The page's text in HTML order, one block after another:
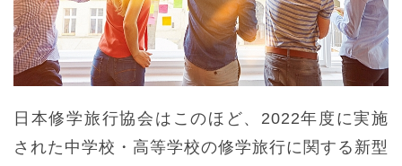
日本修学旅行協会はこのほど、2022年度に実施
された中学校・高等学校の修学旅行に関する新型